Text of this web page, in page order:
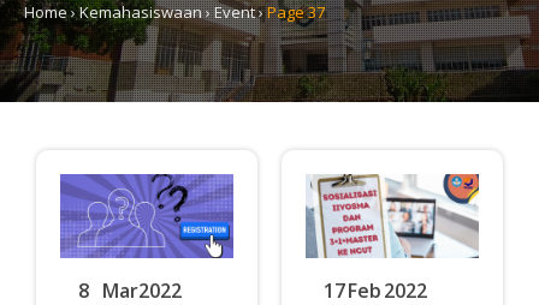
Home›Kemahasiswaan ›Event›Page 37
Mar
8 2022 Feb
17 2022